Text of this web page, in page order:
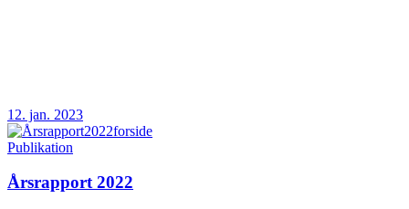
12. jan. 2023
Publikation
Årsrapport 2022